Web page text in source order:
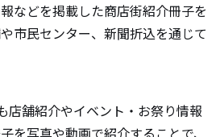
などを掲載した商店街紹介冊子を
市民センター、新聞折込を通じて
店舗紹介やイベント・お祭り情報